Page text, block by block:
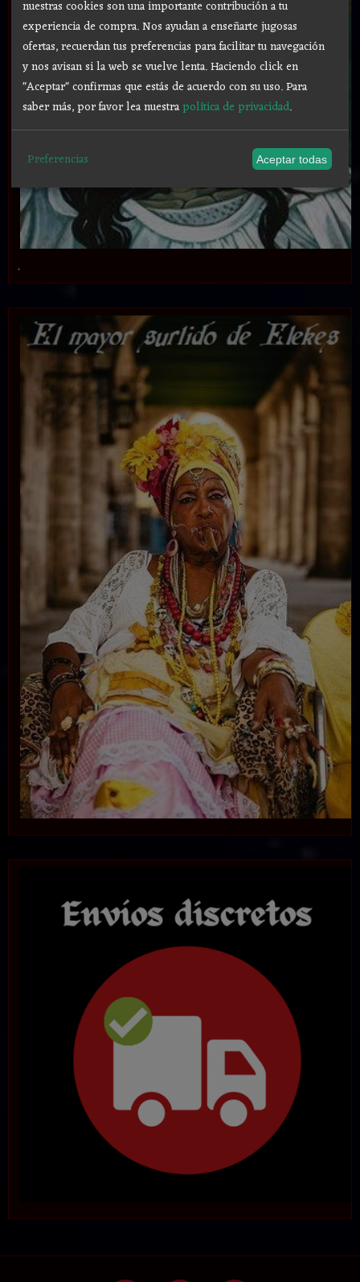
.
nuestras cookies son una importante contribución a tu
experiencia de compra. Nos ayudan a enseñarte jugosas
ofertas, recuerdan tus preferencias para facilitar tu navegación
y nos avisan si la web se vuelve lenta. Haciendo click en
"Aceptar" confirmas que estás de acuerdo con su uso.Para
saber más, por favor lea nuestrapolítica de privacidad.
Preferencias Aceptar todas